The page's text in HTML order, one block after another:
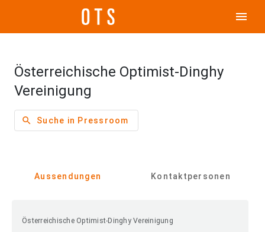
menu
Österreichische Optimist-Dinghy
Vereinigung
search Suche in Pressroom
Aussendungen Kontaktpersonen
Österreichische Optimist-Dinghy Vereinigung